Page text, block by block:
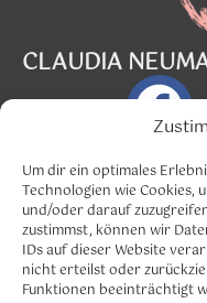
Um dir ein optimales
Technologien wie Cookies,
und/oder darauf
zustimmst, können wir
IDs auf dieser Website
nicht erteilst oder
Funktionen beeinträchtigt
CLAUDIA
Menü